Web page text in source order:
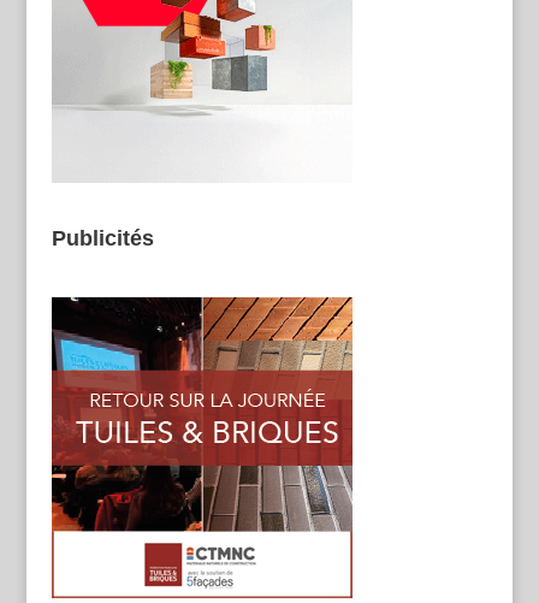
Publicités